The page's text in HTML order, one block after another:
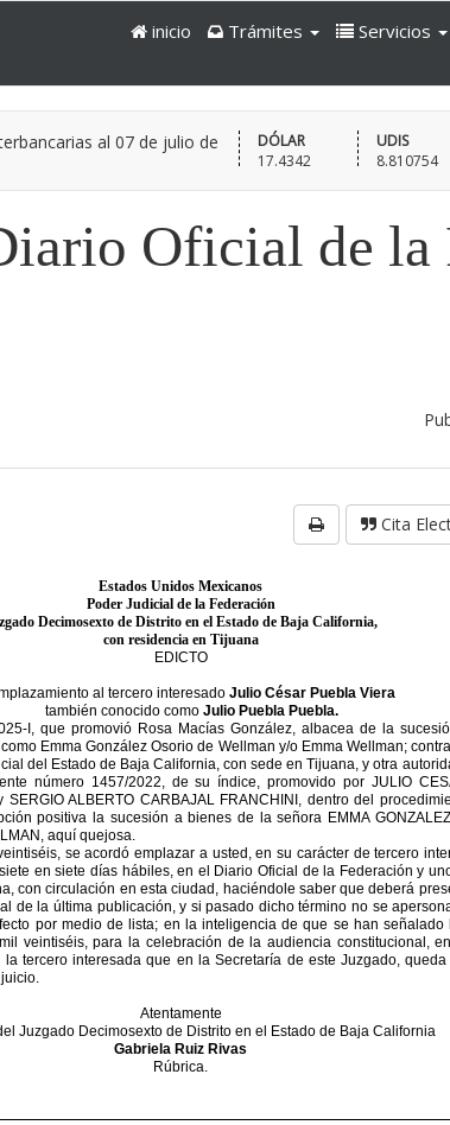
inicio Trámites Servicios
al 07 de julio de
DÓLAR
17.4342
UDIS
8.810754
Oficial de la
Cita